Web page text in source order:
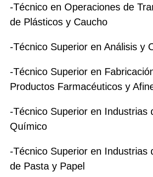
-Técnico en Operaciones de
de Plásticos y Caucho
-Técnico Superior en Análisis y
-Técnico Superior en
Productos Farmacéuticos y
-Técnico Superior en Industrias
Químico
-Técnico Superior en Industrias
de Pasta y Papel